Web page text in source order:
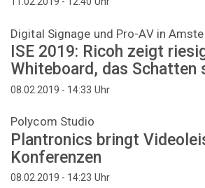
Digital Signage und Pro-AV in
ISE 2019: Ricoh zeigt
Whiteboard, das Schatten
08.02.2019 - 14:33 Uhr
Polycom Studio
Plantronics bringt
Konferenzen
08.02.2019 - 14:23 Uhr